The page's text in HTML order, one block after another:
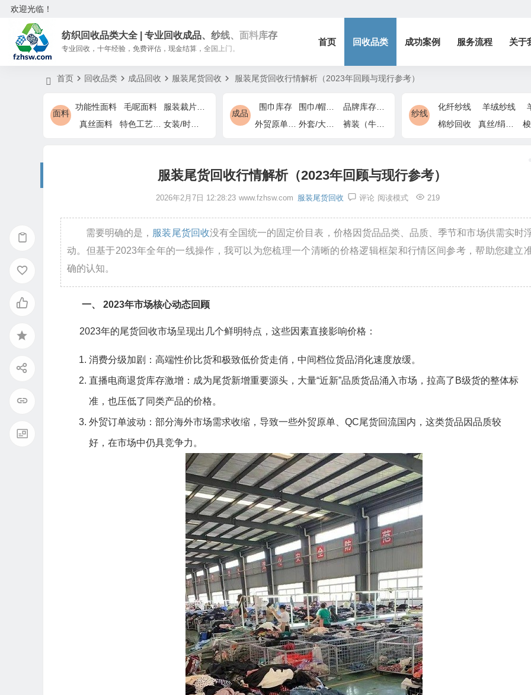
欢迎光临！
纺织回收品类大全 | 专业回收成品、纱线、面料库存
专业回收，十年经验，免费评估，现金结算，全国上门。
首页 回收品类 成功案例 服务流程 关于
首页 回收品类 成品回收 服装尾货回收 服装尾货回收行情解析（2023年回顾与现行参考）
面料
功能性面料 毛呢面料
真丝面料
特色工艺面料
成品
围巾库存
品牌库存/商场下架
外贸原单/出口退货
裤装（牛仔裤/休闲裤）尾货
纱线
化纤纱线 羊绒纱线
棉纱回收
服装尾货回收行情解析（2023年回顾与现行参考）
2026年2月7日 12:28:23 www.fzhsw.com 服装尾货回收 评论 219
阅读模式
需要明确的是， 服装尾货回收没有全国统一的固定价目表，价格因货品品类、品质、季节和市场供需实时
动。但基于2023年全年的一线操作，我可以为您梳理一个清晰的价格逻辑框架和行情区间参考，帮助您建立
确的认知。
一、 2023年市场核心动态回顾
2023年的尾货回收市场呈现出几个鲜明特点，这些因素直接影响价格：
消费分级加剧：高端性价比货和极致低价货走俏，中间档位货品消化速度放缓。
直播电商退货库存激增：成为尾货新增重要源头，大量“近新”品质货品涌入市场，拉高了B级货的整体标
准，也压低了同类产品的价格。
外贸订单波动：部分海外市场需求收缩，导致一些外贸原单、QC尾货回流国内，这类货品因品质较
好，在市场中仍具竞争力。